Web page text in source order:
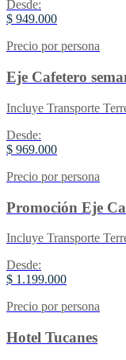
Desde:
$ 949.000
Precio por persona
Eje Cafetero
Incluye Transporte
Desde:
$ 969.000
Precio por persona
Promoción Eje
Incluye Transporte
Desde:
$ 1.199.000
Precio por persona
Hotel Tucanes